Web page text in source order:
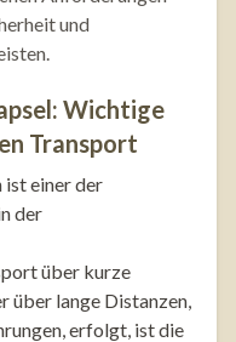
und
Wichtige
Transport
einer der
der
über kurze
über lange Distanzen,
erfolgt, ist die